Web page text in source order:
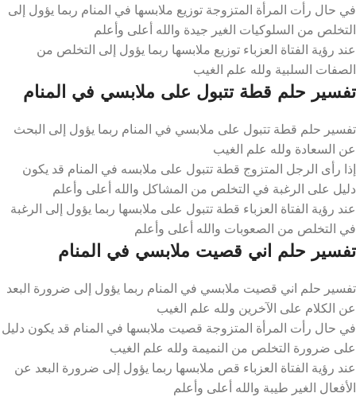
في حال رأت المرأة المتزوجة توزيع ملابسها في المنام ربما يؤول إلى
التخلص من السلوكيات الغير جيدة والله أعلى وأعلم
عند رؤية الفتاة العزباء توزيع ملابسها ربما يؤول إلى التخلص من
الصفات السلبية ولله علم الغيب
تفسير حلم قطة تتبول على ملابسي في المنام
تفسير حلم قطة تتبول على ملابسي في المنام ربما يؤول إلى البحث
عن السعادة ولله علم الغيب
إذا رأى الرجل المتزوج قطة تتبول على ملابسه في المنام قد يكون
دليل على الرغبة في التخلص من المشاكل والله أعلى وأعلم
عند رؤية الفتاة العزباء قطة تتبول على ملابسها ربما يؤول إلى الرغبة
في التخلص من الصعوبات والله أعلى وأعلم
تفسير حلم اني قصيت ملابسي في المنام
تفسير حلم اني قصيت ملابسي في المنام ربما يؤول إلى ضرورة البعد
عن الكلام على الآخرين ولله علم الغيب
في حال رأت المرأة المتزوجة قصيت ملابسها في المنام قد يكون دليل
على ضرورة التخلص من النميمة ولله علم الغيب
عند رؤية الفتاة العزباء قص ملابسها ربما يؤول إلى ضرورة البعد عن
الأفعال الغير طيبة والله أعلى وأعلم